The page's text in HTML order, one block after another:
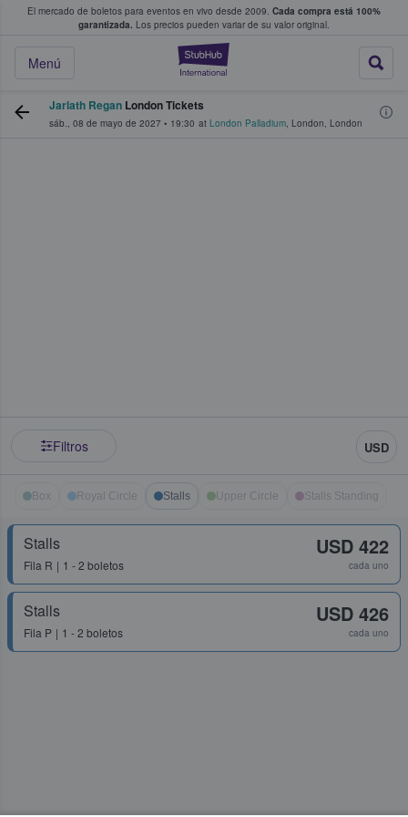
El mercado de boletos para eventos en vivo desde 2009. Cada compra está 100%
garantizada. Los precios pueden variar de su valor original.
StubHub: donde
Menú
fans compran y venden boletos
Jarlath Regan London Tickets
sáb., 08 de mayo de 2027 • 19:30 at London Palladium, London, London
Filtros USD
Box Royal Circle Stalls Upper Circle Stalls Standing
Stalls
Fila R 1 - 2 boletos
USD 422
cada uno
Stalls
Fila P 1 - 2 boletos
USD 426
cada uno